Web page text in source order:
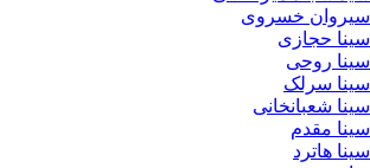
سیروان خسروی
سینا حجازی
سینا روحی
سینا سرلک
سینا شعبانخانی
سینا مقدم
سینا هاترد